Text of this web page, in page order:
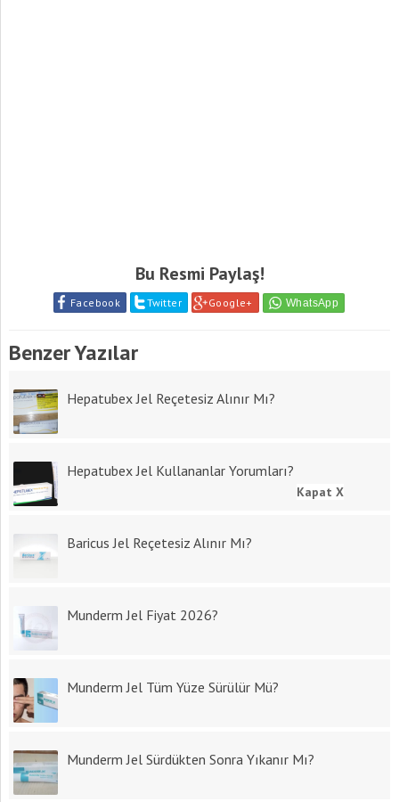
Bu Resmi Paylaş!
Facebook Twitter Google+
Benzer Yazılar
Hepatubex Jel Reçetesiz Alınır Mı?
Hepatubex Jel Kullananlar Yorumları?
Baricus Jel Reçetesiz Alınır Mı?
Munderm Jel Fiyat 2026?
Munderm Jel Tüm Yüze Sürülür Mü?
Munderm Jel Sürdükten Sonra Yıkanır Mı?
Kapat X